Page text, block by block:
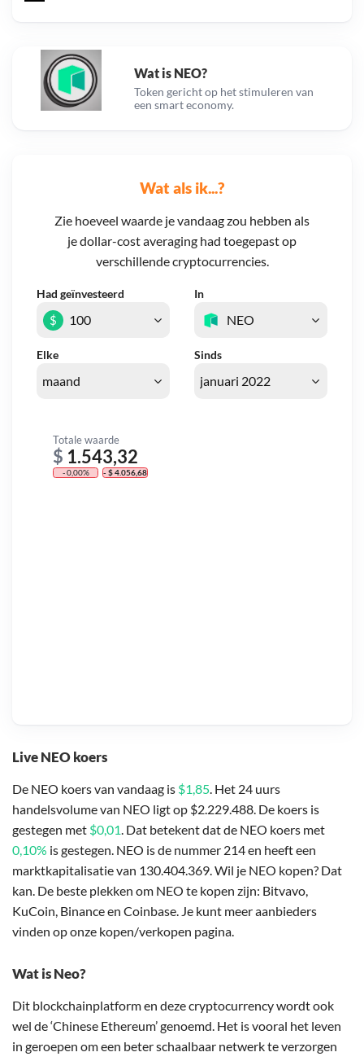
Live NEO koers
De NEO koers van vandaag is $1,85. Het 24 uurs
handelsvolume van NEO ligt op $2.229.488. De koers is
gestegen met $0,01. Dat betekent dat de NEO koers met
0,10% is gestegen. NEO is de nummer 214 en heeft een
marktkapitalisatie van 130.404.369. Wil je NEO kopen? Dat
kan. De beste plekken om NEO te kopen zijn: Bitvavo,
KuCoin, Binance en Coinbase. Je kunt meer aanbieders
vinden op onze kopen/verkopen pagina.
Wat is NEO?
Token gericht op het stimuleren van
een smart economy.
Wat als ik...?
Zie hoeveel waarde je vandaag zou hebben als
je dollar-cost averaging had toegepast op
verschillende cryptocurrencies.
Had geïnvesteerd In
Elke Sinds
$
Totale waarde
$ 1.543,32
- 0,00% - $ 4.056,68
Wat is Neo?
Dit blockchainplatform en deze cryptocurrency wordt ook
wel de ‘Chinese Ethereum’ genoemd. Het is vooral het leven
in geroepen om een beter schaalbaar netwerk te verzorgen